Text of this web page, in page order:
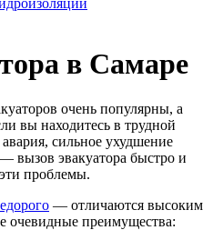
в Самаре
очень популярны, а
вы находитесь в трудной
сильное ухудшение
вызов эвакуатора быстро и
проблемы.
— отличаются высоким
очевидные преимущества: